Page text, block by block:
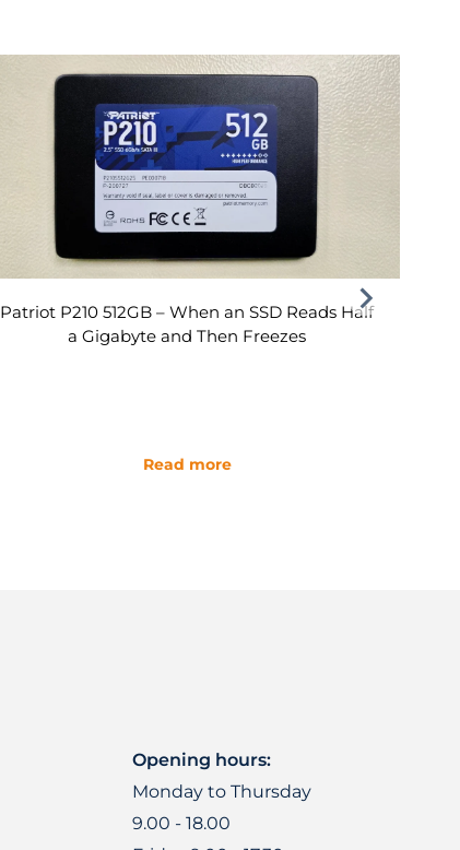
Patriot P210 512GB – When an SSD Reads Half
a Gigabyte and Then Freezes
Read more
Opening hours:
Monday to Thursday
9.00 - 18.00